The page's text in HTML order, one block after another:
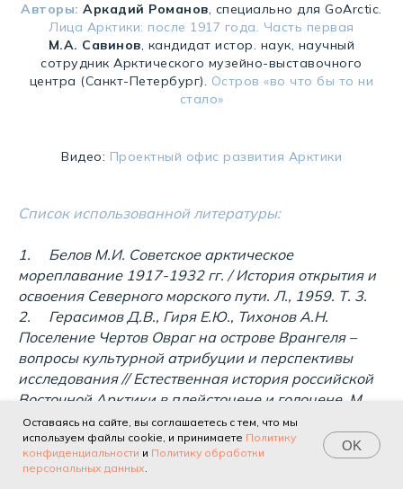
Оставаясь на сайте, вы соглашаетесь с тем, что мы
используем файлы cookie, и принимаете Политику
конфиденциальности и Политику обработки
персональных данных.
OK
Авторы: Аркадий Романов, специально для GoArctic.
Лица Арктики: после 1917 года. Часть первая
М.А. Савинов, кандидат истор. наук, научный
сотрудник Арктического музейно-выставочного
центра (Санкт-Петербург). Остров «во что бы то ни
стало»
Видео: Проектный офис развития Арктики
Список использованной литературы:
1. Белов М.И. Советское арктическое
мореплавание 1917-1932 гг. / История открытия и
освоения Северного морского пути. Л., 1959. Т. 3.
2. Герасимов Д.В., Гиря Е.Ю., Тихонов А.Н.
Поселение Чертов Овраг на острове Врангеля –
вопросы культурной атрибуции и перспективы
исследования // Естественная история российской
Восточной Арктики в плейстоцене и голоцене. М.,
2003. С. 85–88.
3. Дублицкий К.А. Плавание ледореза «Ф. Литке»
в 1929 г. из Севастополя к острову Врангеля.